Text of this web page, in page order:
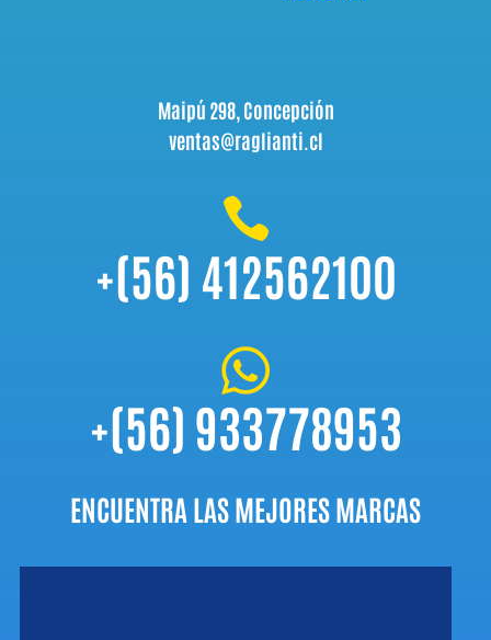
Maipú 298, Concepción
ventas@raglianti.cl

+(56) 412562100

+(56) 933778953
ENCUENTRA LAS MEJORES MARCAS